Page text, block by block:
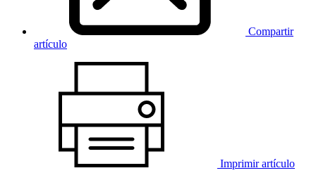
Compartir
artículo
Imprimir artículo